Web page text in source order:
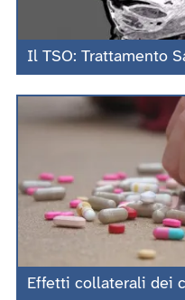
Il TSO: Trattamento
Effetti collaterali dei